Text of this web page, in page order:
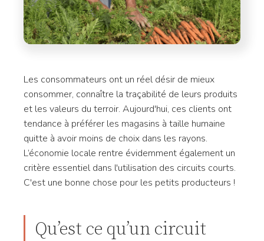
Les consommateurs ont un réel désir de mieux
consommer, connaître la traçabilité de leurs produits
et les valeurs du terroir. Aujourd'hui, ces clients ont
tendance à préférer les magasins à taille humaine
quitte à avoir moins de choix dans les rayons.
L’économie locale rentre évidemment également un
critère essentiel dans l'utilisation des circuits courts.
C'est une bonne chose pour les petits producteurs !
Qu’est ce qu’un circuit